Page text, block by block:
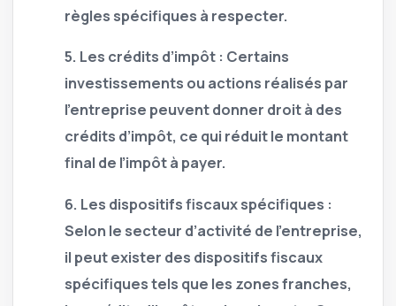
règles spécifiques à respecter.
5. Les crédits d’impôt : Certains
investissements ou actions réalisés par
l’entreprise peuvent donner droit à des
crédits d’impôt, ce qui réduit le montant
final de l’impôt à payer.
6. Les dispositifs fiscaux spécifiques :
Selon le secteur d’activité de l’entreprise,
il peut exister des dispositifs fiscaux
spécifiques tels que les zones franches,